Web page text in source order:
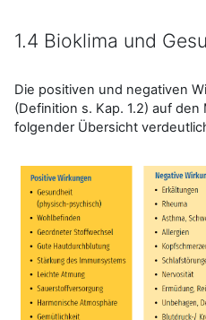
1.4 Bioklima und
Die positiven und negativen
(Definition s. Kap. 1.2) auf
folgender Übersicht